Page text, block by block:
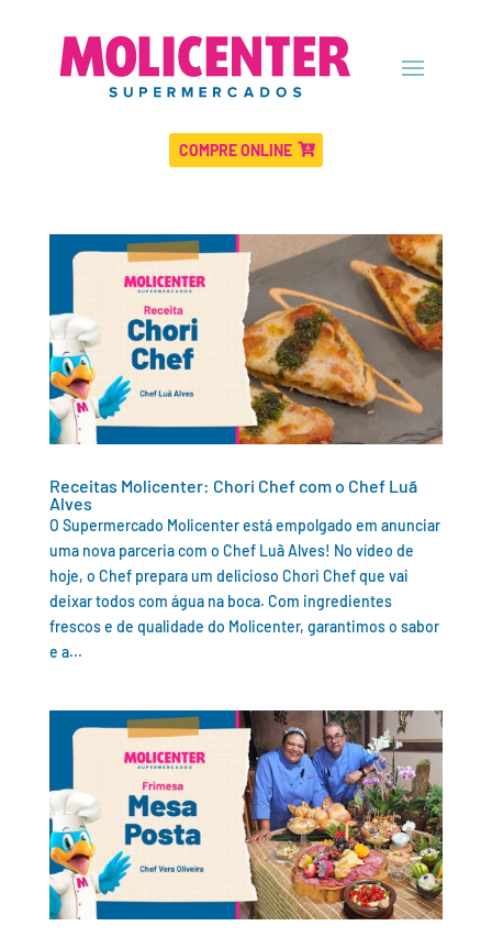
COMPRE ONLINE
Receitas Molicenter: Chori Chef com o Chef Luã
Alves
O Supermercado Molicenter está empolgado em anunciar
uma nova parceria com o Chef Luã Alves! No vídeo de
hoje, o Chef prepara um delicioso Chori Chef que vai
deixar todos com água na boca. Com ingredientes
frescos e de qualidade do Molicenter, garantimos o sabor
e a...